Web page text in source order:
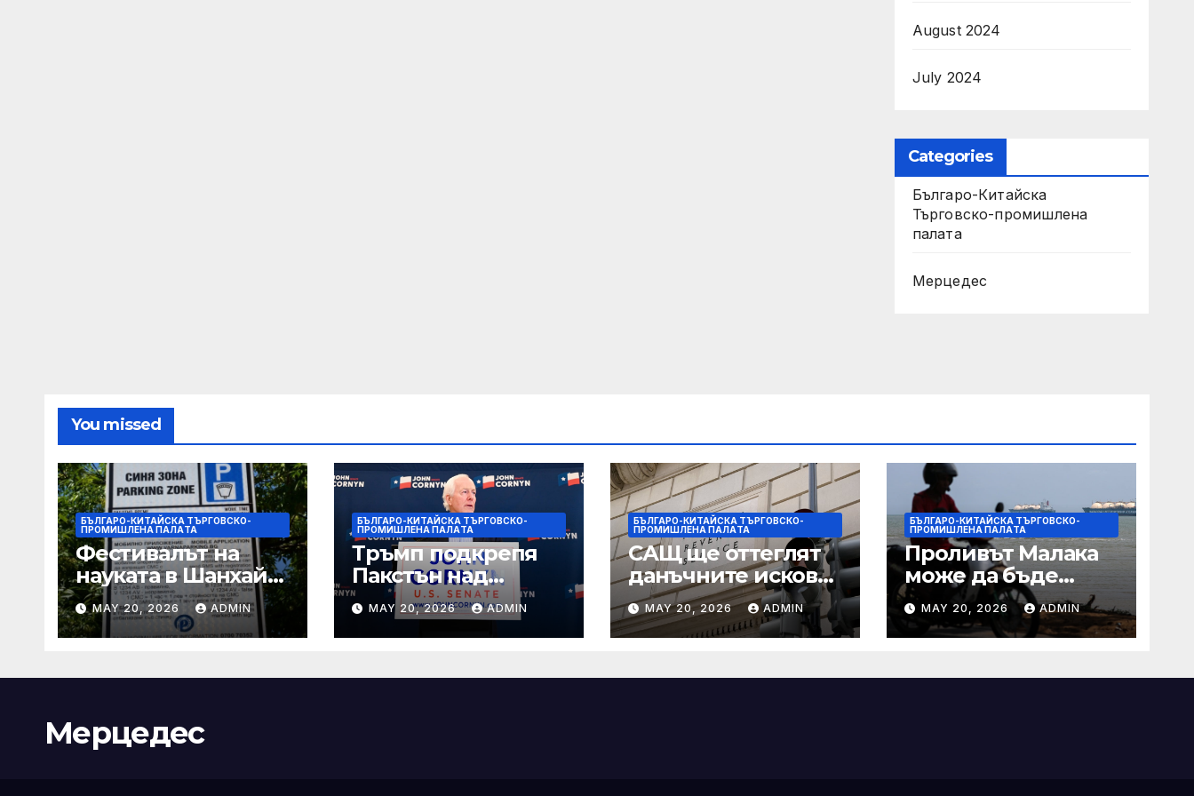
August 2024
July 2024
Categories
Българо-Китайска
Търговско-промишлена
палaта
Мерцедес
You missed
БЪЛГАРО-КИТАЙСКА ТЪРГОВСКО-
ПРОМИШЛЕНА ПАЛAТА
Фестивалът на
науката в Шанхай
2026 обещава
вълнуващи
научно-
иновации
MAY 20, 2026 ADMIN
БЪЛГАРО-КИТАЙСКА ТЪРГОВСКО-
ПРОМИШЛЕНА ПАЛAТА
Тръмп подкрепя
Пакстън над
Корнин за сенатор
от Тексас в
шокираща
MAY 20, 2026 ADMIN
БЪЛГАРО-КИТАЙСКА ТЪРГОВСКО-
ПРОМИШЛЕНА ПАЛAТА
САЩ ще оттеглят
данъчните искове
срещу Тръмп
„завинаги“ в
сделката за
MAY 20, 2026 ADMIN
БЪЛГАРО-КИТАЙСКА ТЪРГОВСКО-
ПРОМИШЛЕНА ПАЛAТА
Проливът Малака
може да бъде
следващата точка,
ако Азия не
внимава
MAY 20, 2026 ADMIN
Мерцедес